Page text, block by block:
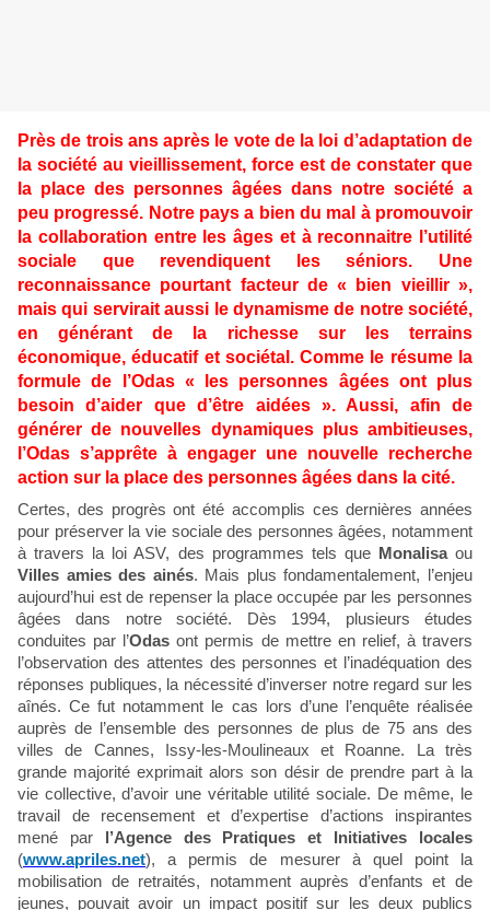
Près de trois ans après le vote de la loi d’adaptation de
la société au vieillissement, force est de constater que
la place des personnes âgées dans notre société a
peu progressé. Notre pays a bien du mal à promouvoir
la collaboration entre les âges et à reconnaitre l’utilité
sociale que revendiquent les séniors. Une
reconnaissance pourtant facteur de « bien vieillir »,
mais qui servirait aussi le dynamisme de notre société,
en générant de la richesse sur les terrains
économique, éducatif et sociétal. Comme le résume la
formule de l’Odas « les personnes âgées ont plus
besoin d’aider que d’être aidées ». Aussi, afin de
générer de nouvelles dynamiques plus ambitieuses,
l’Odas s’apprête à engager une nouvelle recherche
action sur la place des personnes âgées dans la cité.
Certes, des progrès ont été accomplis ces dernières années
pour préserver la vie sociale des personnes âgées, notamment
à travers la loi ASV, des programmes tels que
Monalisaou
Villes amies des ainés. Mais plus fondamentalement, l’enjeu
aujourd’hui est de repenser la place occupée par les personnes
âgées dans notre société. Dès 1994, plusieurs études
conduites par l’Odasont permis de mettre en relief, à travers
l’observation des attentes des personnes et l’inadéquation des
réponses publiques, la nécessité d’inverser notre regard sur les
aînés. Ce fut notamment le cas lors d’une l’enquête réalisée
auprès de l’ensemble des personnes de plus de 75 ans des
villes de Cannes, Issy-les-Moulineaux et Roanne. La très
grande majorité exprimait alors son désir de prendre part à la
vie collective, d’avoir une véritable utilité sociale. De même, le
travail de recensement et d’expertise d’actions inspirantes
mené par
l’Agence des Pratiques et Initiatives locales
(www.apriles.net), a permis de mesurer à quel point la
mobilisation de retraités, notamment auprès d’enfants et de
jeunes, pouvait avoir un impact positif sur les deux publics